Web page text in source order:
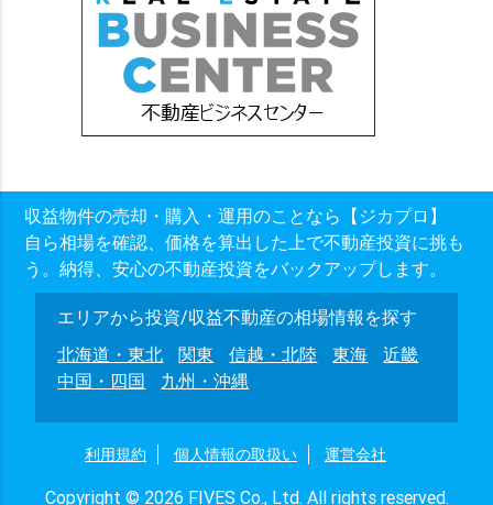
収益物件の売却・購入・運用のことなら【ジカプロ】
自ら相場を確認、価格を算出した上で不動産投資に挑も
う。納得、安心の不動産投資をバックアップします。
エリアから投資/収益不動産の相場情報を探す
北海道・東北
関東 信越・北陸 東海
近畿
中国・四国
九州・沖縄
利用規約 個人情報の取扱い 運営会社
Copyright © 2026 FIVES Co., Ltd. All rights reserved.